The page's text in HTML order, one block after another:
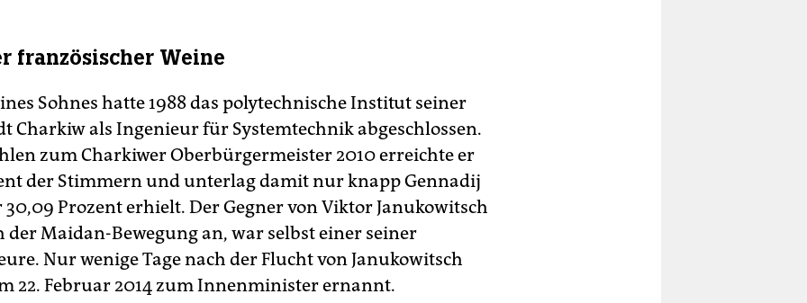
französischer Weine
Sohnes hatte 1988 das polytechnische Institut seiner
Charkiw als Ingenieur für Systemtechnik abgeschlossen.
zum Charkiwer Oberbürgermeister 2010 erreichte er
der Stimmern und unterlag damit nur knapp Gennadij
30,09 Prozent erhielt. Der Gegner von Viktor Janukowitsch
der Maidan-Bewegung an, war selbst einer seiner
Nur wenige Tage nach der Flucht von Janukowitsch
22. Februar 2014 zum Innenminister ernannt.